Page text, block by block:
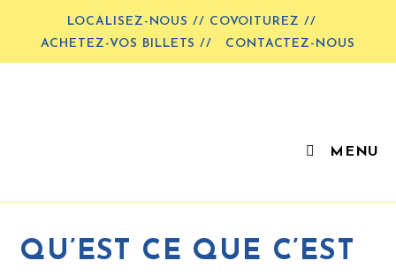
LOCALISEZ-NOUS // COVOITUREZ //
ACHETEZ-VOS BILLETS //
CONTACTEZ-NOUS
MENU
QU’EST CE QUE C’EST